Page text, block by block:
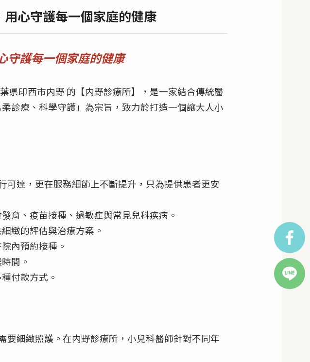
最新消息
聯絡我們
CONTACT US
leokanshi@gmail.com
心守護每一個家庭的健康
護每一個家庭的健康
県印西市内野 的【内野診療所】，是一家結合傳統醫
診療、科學守護」為宗旨，致力於打造一個讓大人小
達，更在服務細節上不斷提升，只為提供患者更安
育、疫苗接種、過敏症與常見兒科疾病。
緻的評估與治療方案。
內預約接種。
間。
付款方式。
細緻照護。在内野診療所，小兒科醫師針對不同年